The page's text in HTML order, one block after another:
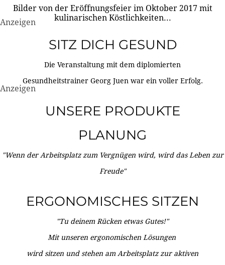
Bilder von der Eröffnungsfeier im Oktober 2017 mit
kulinarischen Köstlichkeiten...
Anzeigen
SITZ DICH GESUND
Die Veranstaltung mit dem diplomierten
Gesundheitstrainer Georg Juen war ein voller Erfolg.
Anzeigen
UNSERE PRODUKTE
PLANUNG
"Wenn der Arbeitsplatz zum Vergnügen wird, wird das Leben zur
Freude"
ERGONOMISCHES SITZEN
"Tu deinem Rücken etwas Gutes!"
Mit unseren ergonomischen Lösungen
wird sitzen und stehen am Arbeitsplatz zur aktiven